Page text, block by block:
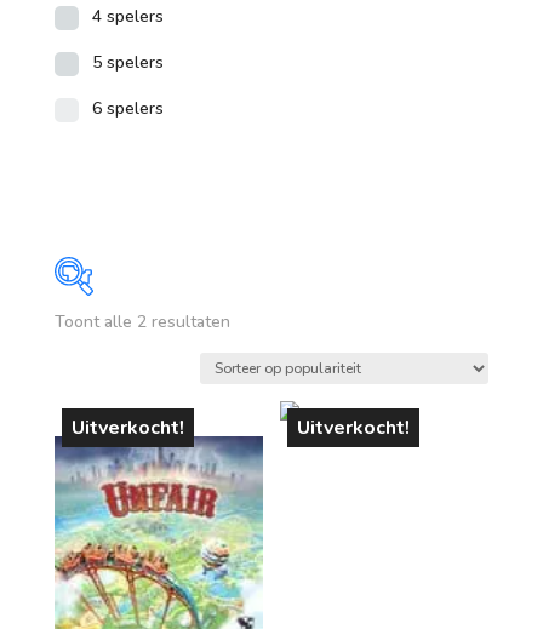
4 spelers
5 spelers
6 spelers
42 45 52
Op voorraad
leeftijd
vanaf 1 jaar
vanaf 4 jaar
Toont alle 2 resultatenGesorteerd
populariteit
Uitverkocht! Uitverkocht!